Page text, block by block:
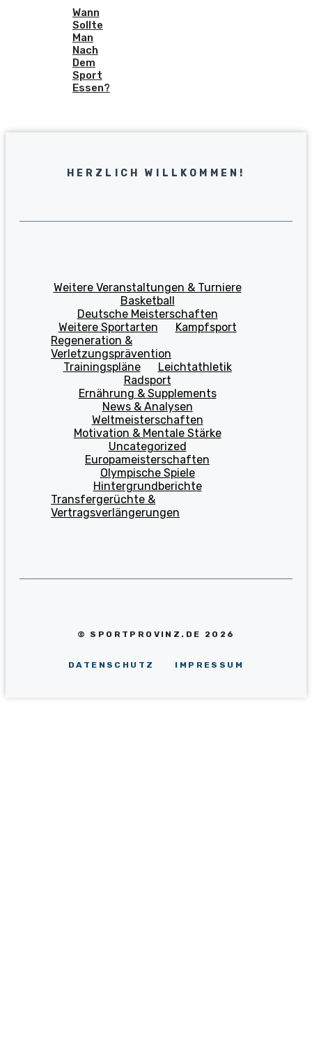
Wann
Sollte
Man
Nach
Dem
Sport
Essen?
HERZLICH WILLKOMMEN!
Weitere Veranstaltungen & Turniere
Basketball
Deutsche Meisterschaften
Weitere Sportarten
Kampfsport
Regeneration &
Verletzungsprävention
Trainingspläne
Leichtathletik
Radsport
Ernährung & Supplements
News & Analysen
Weltmeisterschaften
Motivation & Mentale Stärke
Uncategorized
Europameisterschaften
Olympische Spiele
Hintergrundberichte
Transfergerüchte &
Vertragsverlängerungen
© SPORTPROVINZ.DE 2026
DATENSCHUTZ IMPRESSUM